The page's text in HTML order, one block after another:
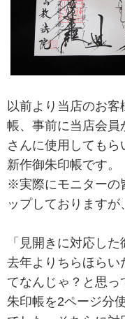
以前より当店のお
帳、事前に当店会員
さんに使用しても
新作御朱印帳です。
※実際にモニターの
ップしております
「見開きに対応し
去年よりちらほらい
てなんじゃ？と思
朱印帳を2ページ分